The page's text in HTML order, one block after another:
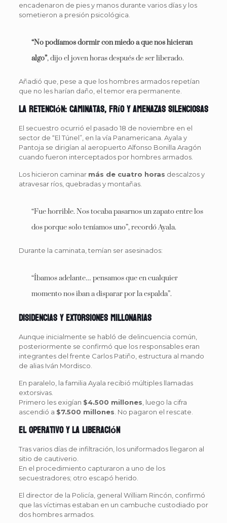
encadenaron de pies y manos durante varios días y los
sometieron a presión psicológica.
“No podíamos dormir con miedo a que nos hicieran
algo”, dijo el joven horas después de ser liberado.
Añadió que, pese a que los hombres armados repetían
que no les harían daño, el temor era permanente.
La retención: caminatas, frío y amenazas silenciosas
El secuestro ocurrió el pasado 18 de noviembre en el
sector de “El Túnel”, en la vía Panamericana. Ayala y
Pantoja se dirigían al aeropuerto Alfonso Bonilla Aragón
cuando fueron interceptados por hombres armados.
Los hicieron caminar más de cuatro horas descalzos y
atravesar ríos, quebradas y montañas.
“Fue horrible. Nos tocaba pasarnos un zapato entre los
dos porque solo teníamos uno”, recordó Ayala.
Durante la caminata, temían ser asesinados:
“Íbamos adelante… pensamos que en cualquier
momento nos iban a disparar por la espalda”.
Disidencias y extorsiones millonarias
Aunque inicialmente se habló de delincuencia común,
posteriormente se confirmó que los responsables eran
integrantes del frente Carlos Patiño, estructura al mando
de alias Iván Mordisco.
En paralelo, la familia Ayala recibió múltiples llamadas
extorsivas.
Primero les exigían $4.500 millones , luego la cifra
ascendió a $7.500 millones . No pagaron el rescate.
El operativo y la liberación
Tras varios días de infiltración, los uniformados llegaron al
sitio de cautiverio.
En el procedimiento capturaron a uno de los
secuestradores; otro escapó herido.
El director de la Policía, general William Rincón, confirmó
que las víctimas estaban en un cambuche custodiado por
dos hombres armados.